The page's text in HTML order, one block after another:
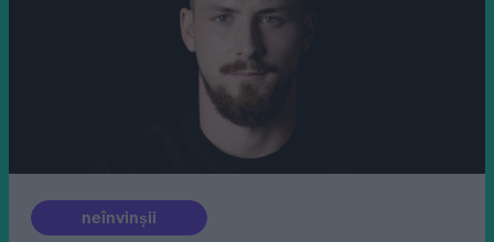
neînvinșii